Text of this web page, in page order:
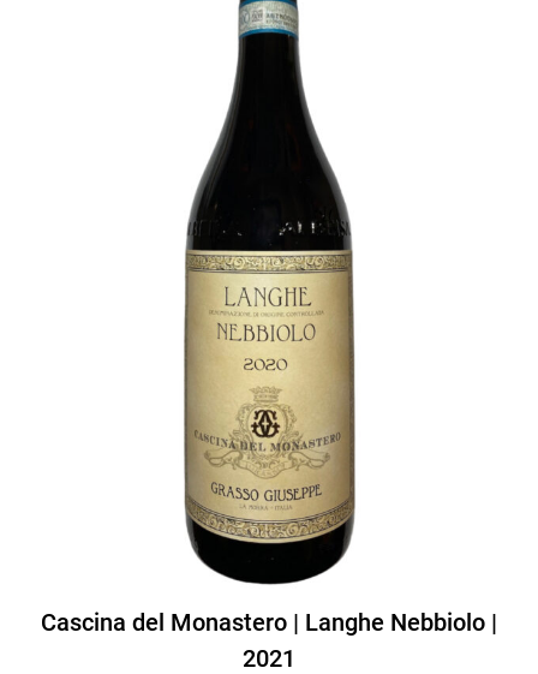
Cascina del Monastero | Langhe Nebbiolo |
2021